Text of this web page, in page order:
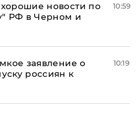
новости по
РФ в Черном и
10:59
заявление о
россиян к
10:19